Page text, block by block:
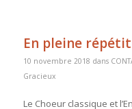
En pleine
10 novembre 2018 dans
Gracieux
Le Choeur classique et